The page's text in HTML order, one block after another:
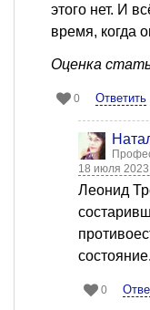
этого нет. И
время, когда
Оценка
0 Ответить
18 июля 2023
Леонид
0